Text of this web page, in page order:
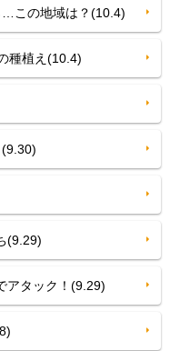
この地域は？(10.4)
種植え(10.4)
(9.29)
タック！(9.29)